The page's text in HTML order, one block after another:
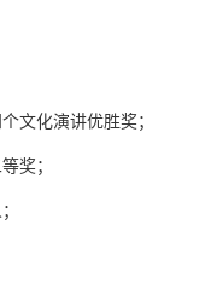
文化演讲优胜奖；
奖；